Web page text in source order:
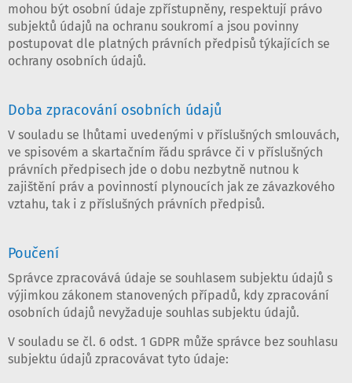
mohou být osobní údaje zpřístupněny, respektují právo
subjektů údajů na ochranu soukromí a jsou povinny
postupovat dle platných právních předpisů týkajících se
ochrany osobních údajů.
Doba zpracování osobních údajů
V souladu se lhůtami uvedenými v příslušných smlouvách,
ve spisovém a skartačním řádu správce či v příslušných
právních předpisech jde o dobu nezbytně nutnou k
zajištění práv a povinností plynoucích jak ze závazkového
vztahu, tak i z příslušných právních předpisů.
Poučení
Správce zpracovává údaje se souhlasem subjektu údajů s
výjimkou zákonem stanovených případů, kdy zpracování
osobních údajů nevyžaduje souhlas subjektu údajů.
V souladu se čl. 6 odst. 1 GDPR může správce bez souhlasu
subjektu údajů zpracovávat tyto údaje: